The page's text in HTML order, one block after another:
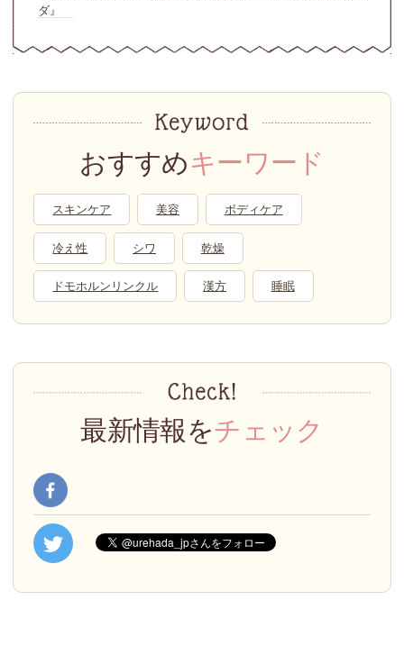
ダ』
おすすめキーワード
スキンケア 美容 ボディケア
冷え性 シワ 乾燥
ドモホルンリンクル 漢方 睡眠
最新情報をチェック